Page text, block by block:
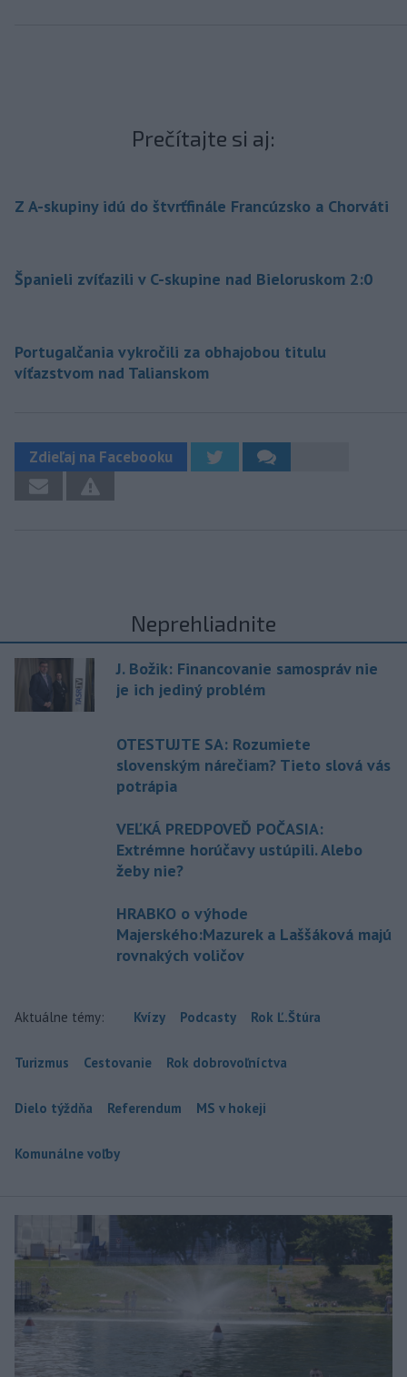
Prečítajte si aj:
Z A-skupiny idú do štvrťfinále Francúzsko a Chorváti
Španieli zvíťazili v C-skupine nad Bieloruskom 2:0
Portugalčania vykročili za obhajobou titulu
víťazstvom nad Talianskom
Zdieľaj na Facebooku
Neprehliadnite
J. Božik: Financovanie samospráv nie
je ich jediný problém
OTESTUJTE SA: Rozumiete
slovenským nárečiam? Tieto slová vás
potrápia
VEĽKÁ PREDPOVEĎ POČASIA:
Extrémne horúčavy ustúpili. Alebo
žeby nie?
HRABKO o výhode
Majerského:Mazurek a Laššáková majú
rovnakých voličov
Aktuálne témy: Kvízy Podcasty Rok Ľ.Štúra
Turizmus Cestovanie Rok dobrovoľníctva
Dielo týždňa Referendum MS v hokeji
Komunálne voľby